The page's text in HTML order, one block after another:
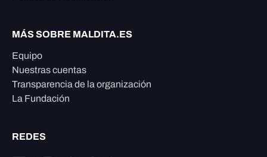
MÁS SOBRE MALDITA.ES
Equipo
Nuestras cuentas
Transparencia de la organización
La Fundación
REDES